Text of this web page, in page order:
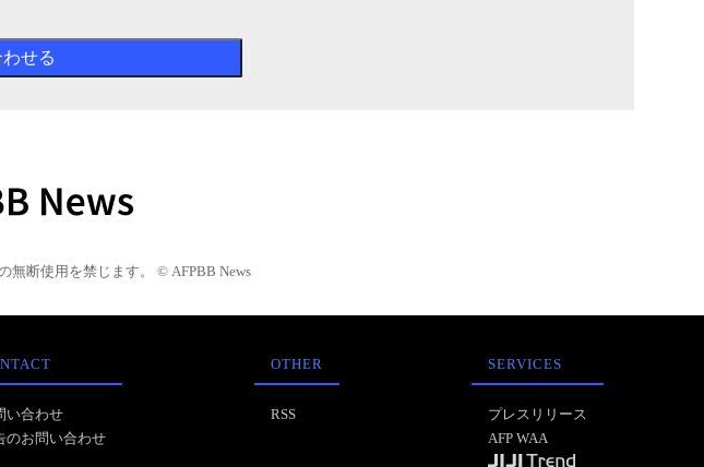
無断使用を禁じます。 © AFPBB News
い合わせ
のお問い合わせ
OTHER
RSS
SERVICES
プレスリリース
AFP WAA